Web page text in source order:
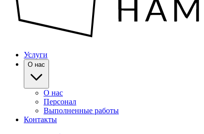
Услуги
О нас
О нас
Персонал
Выполненные работы
Контакты